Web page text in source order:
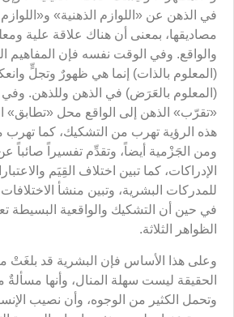
في الذهن عن «اللوازم الذهنية»
مصاديقها، بمعنى أن هناك علاقة علية
والواقع. وفي الوقت نفسه فإن المفاهيم
(المعلوم بالذات) إنما هي ظهورٌ وتجلٍّ
(المعلوم بالعَرَض) في الذهن وللذهن. وفي
«تقرّب» الذهن إلى الواقع محل «تطابق»
هذه الرؤية تهرب من التشكيك، كما تهرب
ومن الجَزْمية أيضاً، وتقدِّم تفسيراً صائباً
الإدراكات، كما تبين اختلاف القِيَم
للمدركات البشرية، وتبين منشأ
في حين أن التشكيك والواقعية البسيطة
الظواهر الثلاثة.
وعلى هذا الأساس فإن البشرية قد بلغَتْ
الحقيقة ليست سهلة المنال، وأنها مسألةٌ
وتحمل الكثير من الوجوه، وأن نصيب